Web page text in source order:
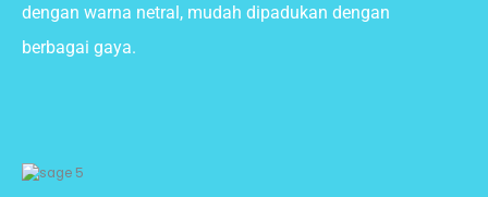
dengan warna netral, mudah dipadukan dengan
berbagai gaya.